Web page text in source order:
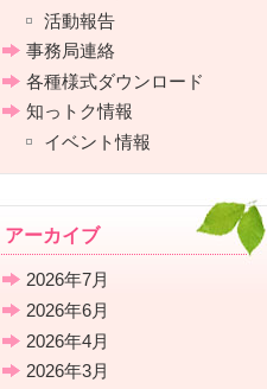
活動報告
事務局連絡
各種様式ダウンロード
知っトク情報
イベント情報
アーカイブ
2026年7月
2026年6月
2026年4月
2026年3月